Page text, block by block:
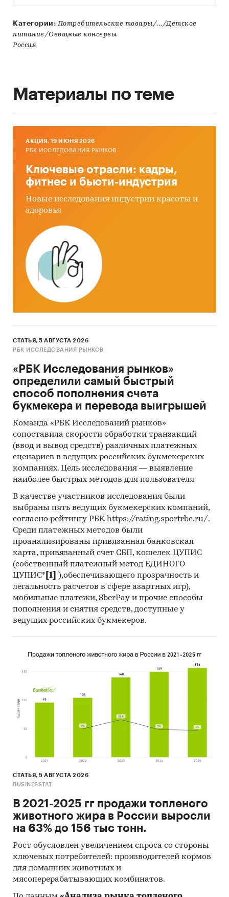
Категории: Потребительские товары/.../Детское
питание/Овощные консервы
Россия
Материалы по теме
AКЦИЯ, 19 ИЮНЯ 2026
РБК ИССЛЕДОВАНИЯ РЫНКОВ
Ключевые отрасли: кадры,
фитнес и бьюти-индустрия
Новые исследования индустрии красоты и
здоровья
СТАТЬЯ, 5 АВГУСТА 2026
РБК ИССЛЕДОВАНИЯ РЫНКОВ
«РБК Исследования рынков»
определили самый быстрый
способ пополнения счета
букмекера и перевода выигрышей
Команда «РБК Исследований рынков»
сопоставила скорости обработки транзакций
(ввод и вывод средств) различных платежных
сценариев в ведущих российских букмекерских
компаниях. Цель исследования — выявление
наиболее быстрых методов для пользователя
В качестве участников исследования были
выбраны пять ведущих букмекерских компаний,
согласно рейтингу РБК https://rating.sportrbc.ru/.
Среди платежных методов были
проанализированы привязанная банковская
карта, привязанный счет СБП, кошелек ЦУПИС
(собственный платежный метод ЕДИНОГО
ЦУПИС* [1]
),обеспечивающего прозрачность и
легальность расчетов в сфере азартных игр),
мобильные платежи, SberPay и прочие способы
пополнения и снятия средств, доступные у
ведущих российских букмекеров.
СТАТЬЯ, 5 АВГУСТА 2026
BUSINESSTAT
В 2021-2025 гг продажи топленого
животного жира в России выросли
на 63% до 156 тыс тонн.
Рост обусловлен увеличением спроса со стороны
ключевых потребителей: производителей кормов
для домашних животных и
мясоперерабатывающих комбинатов.